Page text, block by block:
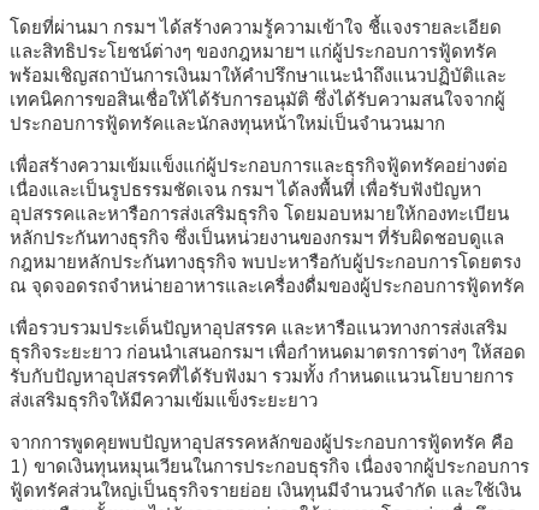
โดยที่ผ่านมา กรมฯ ได้สร้างความรู้ความเข้าใจ ชี้แจงรายละเอียด
และสิทธิประโยชน์ต่างๆ ของกฎหมายฯ แก่ผู้ประกอบการฟู้ดทรัค
พร้อมเชิญสถาบันการเงินมาให้คำปรึกษาแนะนำถึงแนวปฏิบัติและ
เทคนิคการขอสินเชื่อให้ได้รับการอนุมัติ ซึ่งได้รับความสนใจจากผู้
ประกอบการฟู้ดทรัคและนักลงทุนหน้าใหม่เป็นจำนวนมาก
เพื่อสร้างความเข้มแข็งแก่ผู้ประกอบการและธุรกิจฟู้ดทรัคอย่างต่อ
เนื่องและเป็นรูปธรรมชัดเจน กรมฯ ได้ลงพื้นที่ เพื่อรับฟังปัญหา
อุปสรรคและหารือการส่งเสริมธุรกิจ โดยมอบหมายให้กองทะเบียน
หลักประกันทางธุรกิจ ซึ่งเป็นหน่วยงานของกรมฯ ที่รับผิดชอบดูแล
กฎหมายหลักประกันทางธุรกิจ พบปะหารือกับผู้ประกอบการโดยตรง
ณ จุดจอดรถจำหน่ายอาหารและเครื่องดื่มของผู้ประกอบการฟู้ดทรัค
เพื่อรวบรวมประเด็นปัญหาอุปสรรค และหารือแนวทางการส่งเสริม
ธุรกิจระยะยาว ก่อนนำเสนอกรมฯ เพื่อกำหนดมาตรการต่างๆ ให้สอด
รับกับปัญหาอุปสรรคที่ได้รับฟังมา รวมทั้ง กำหนดแนวนโยบายการ
ส่งเสริมธุรกิจให้มีความเข้มแข็งระยะยาว
จากการพูดคุยพบปัญหาอุปสรรคหลักของผู้ประกอบการฟู้ดทรัค คือ
1) ขาดเงินทุนหมุนเวียนในการประกอบธุรกิจ เนื่องจากผู้ประกอบการ
ฟู้ดทรัคส่วนใหญ่เป็นธุรกิจรายย่อย เงินทุนมีจำนวนจำกัด และใช้เงิน